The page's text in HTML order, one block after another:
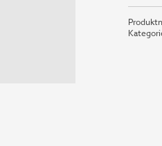
TR-
54-
XXXX-